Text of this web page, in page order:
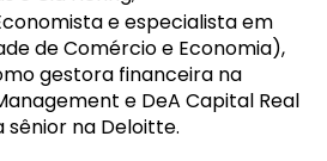
e especialista em
de Comércio e Economia),
gestora financeira na
e DeA Capital Real
sênior na Deloitte.